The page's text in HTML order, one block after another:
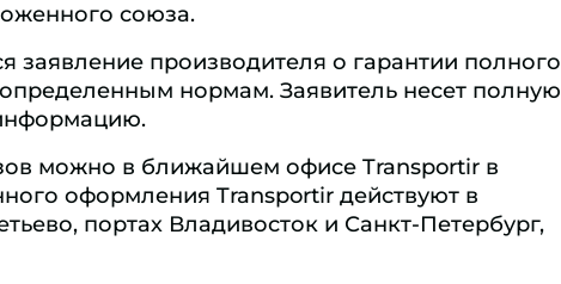
союза.
заявление производителя о гарантии полного
нормам. Заявитель несет полную
можно в ближайшем офисе Transportir в
оформления Transportir действуют в
портах Владивосток и Санкт-Петербург,